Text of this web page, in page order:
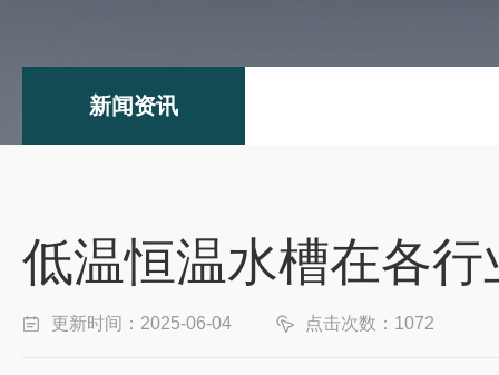
新闻资讯
低温恒温水槽在各
更新时间：2025-06-04 点击次数：1072